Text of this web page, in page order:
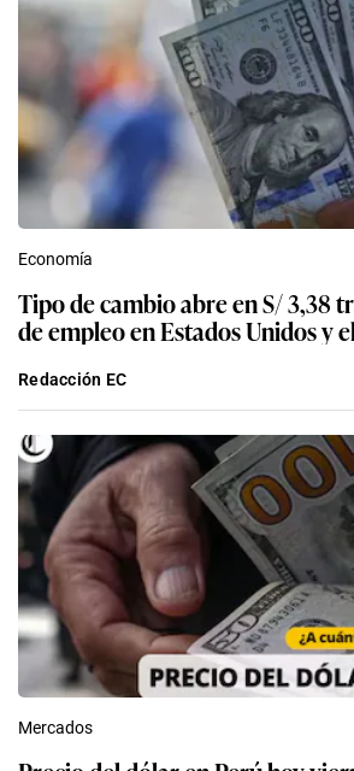
Economía
Tipo de cambio abre en S/ 3,38
de empleo en Estados Unidos y
Redacción EC
Mercados